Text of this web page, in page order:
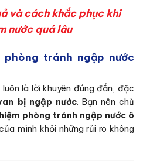
và cách khắc phục khi
nước quá lâu
phòng tránh ngập nước
là lời khuyên đúng đắn, đặc
bị ngập nước. Bạn nên chủ
phòng tránh ngập nước ô
mình khỏi những rủi ro không